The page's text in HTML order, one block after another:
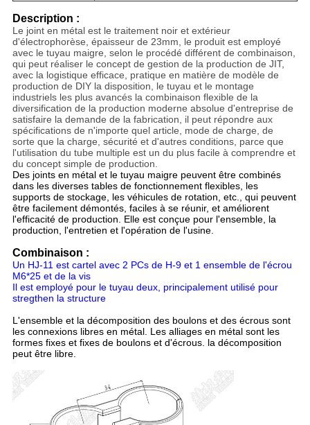
Description :
Le joint en métal est le traitement noir et extérieur
d'électrophorèse, épaisseur de 23mm, le produit est employé
avec le tuyau maigre, selon le procédé différent de combinaison,
qui peut réaliser le concept de gestion de la production de JIT,
avec la logistique efficace, pratique en matière de modèle de
production de DIY la disposition, le tuyau et le montage
industriels les plus avancés la combinaison flexible de la
diversification de la production moderne absolue d'entreprise de
satisfaire la demande de la fabrication, il peut répondre aux
spécifications de n'importe quel article, mode de charge, de
sorte que la charge, sécurité et d'autres conditions, parce que
l'utilisation du tube multiple est un du plus facile à comprendre et
du concept simple de production.
Des joints en métal et le tuyau maigre peuvent être combinés
dans les diverses tables de fonctionnement flexibles, les
supports de stockage, les véhicules de rotation, etc., qui peuvent
être facilement démontés, faciles à se réunir, et améliorent
l'efficacité de production. Elle est conçue pour l'ensemble, la
production, l'entretien et l'opération de l'usine.
Combinaison :
Un HJ-11 est cartel avec 2 PCs de H-9 et 1 ensemble de l'écrou
M6*25 et de la vis
Il est employé pour le tuyau deux, principalement utilisé pour
stregthen la structure
L'ensemble et la décomposition des boulons et des écrous sont
les connexions libres en métal. Les alliages en métal sont les
formes fixes et fixes de boulons et d'écrous. la décomposition
peut être libre.